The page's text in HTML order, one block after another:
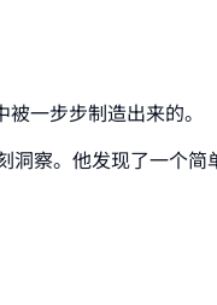
一步步制造出来的。
洞察。他发现了一个简